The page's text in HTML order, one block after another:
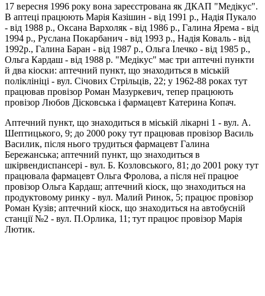
17 вересня 1996 року вона зареєстрована як ДКАП "Медікус".
В аптеці працюють Маpія Казішин - від 1991 р., Надія Пукало
- від 1988 р., Оксана Вархоляк - від 1986 р., Галина Ярема - від
1994 р., Руслана Покарбанич - від 1993 р., Надія Коваль - від
1992р., Галина Баран - від 1987 р., Ольга Iлечко - від 1985 р.,
Ольга Кардаш - від 1988 р. "Медікус" має три аптечні пункти
й два кіоски: аптечний пункт, що знаходиться в міській
поліклініці - вул. Січових Стрільців, 22; у 1962-88 роках тут
працював провізор Роман Мазуркевич, тепер працюють
провізор Любов Дісковська і фармацевт Катерина Копач.
Аптечний пункт, що знаходиться в міській лікарні 1 - вул. А.
Шептицького, 9; до 2000 року тут працював провізор Василь
Василик, після нього трудиться фармацевт Галина
Бережанська; aптечний пункт, що знаходиться в
шкірвендиспансері - вул. Б. Козловського, 81; до 2001 року тут
працювала фармацевт Ольга Фролова, а після неї працюе
провізор Ольга Кардаш; аптечний кioск, що знаходиться на
продуктовому ринку - вул. Малий Ринок, 5; працює провізор
Роман Кузів; аптечний кіоск, що знаходиться на автобусній
станції №2 - вул. П.Орлика, 11; тут працює провізор Марія
Лютик.